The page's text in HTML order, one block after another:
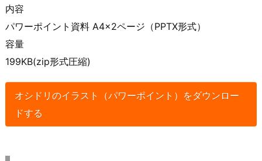
内容
パワーポイント資料 A4×2ページ（PPTX形式）
容量
199KB(zip形式圧縮)
オシドリのイラスト（パワーポイント）をダウンロー
ドする